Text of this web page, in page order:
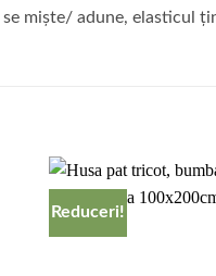
miște/ adune, elasticul
Reduceri!